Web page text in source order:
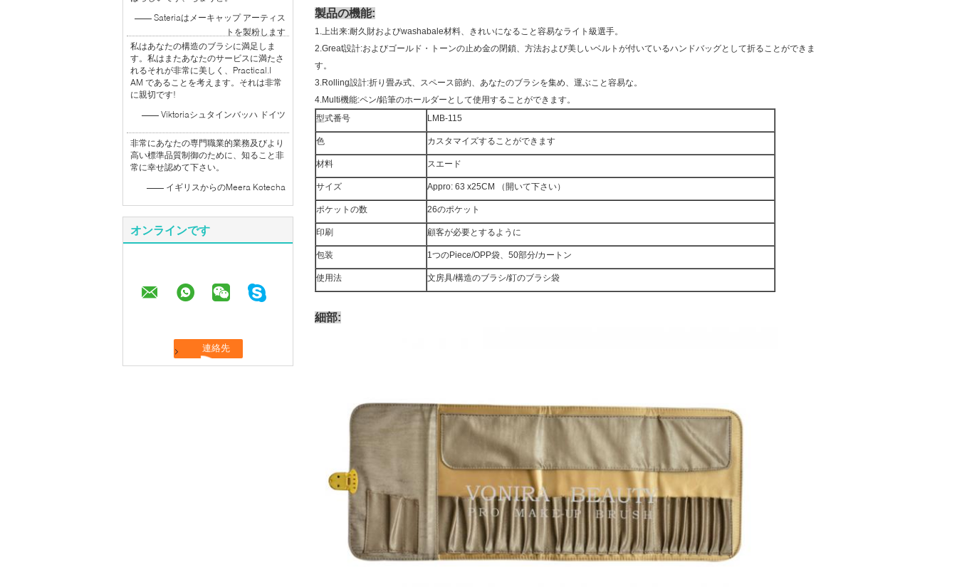
—— Sateriaはメーキャップ アーティス
トを製粉します
私はあなたの構造のブラシに満足しま
す。私はまたあなたのサービスに満たさ
れるそれが非常に美しく、Practical.I
AM であることを考えます。それは非常
に親切です!
—— Viktoriaシュタインバッハ ドイツ
非常にあなたの専門職業的業務及びより
高い標準品質制御のために、知ること非
常に幸せ認めて下さい。
—— イギリスからのMeera Kotecha
オンラインです
製品の機能:
1.上出来:耐久財およびwashabale材料、きれいになること容易なライト級選手。
2.Great設計:およびゴールド・トーンの止め金の閉鎖、方法および美しいベルトが付いているハンドバッグとして折ることができま
す。
3.Rolling設計:折り畳み式、スペース節約、あなたのブラシを集め、運ぶこと容易な。
4.Multi機能:ペン/鉛筆のホールダーとして使用することができます。
型式番号
LMB-115
色 カスタマイズすることができます
材料 スエード
サイズ Appro: 63 x25CM （開いて下さい）
ポケットの数 26のポケット
印刷 顧客が必要とするように
包装 1つのPiece/OPP袋、50部分/カートン
使用法 文房具/構造のブラシ/釘のブラシ袋
細部: